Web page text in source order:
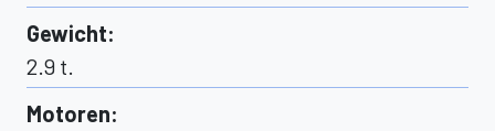
Gewicht:
2.9 t.
Motoren: